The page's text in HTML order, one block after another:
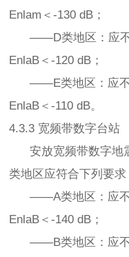
Enlam＜-130 dB；
——D类地区：应不
EnlaB＜-120 dB；
——E类地区：应不
EnlaB＜-110 dB。
4.3.3 宽频带数字台站
安放宽频带数字地
类地区应符合下列要求
——A类地区：应不
EnlaB＜-140 dB；
——B类地区：应不